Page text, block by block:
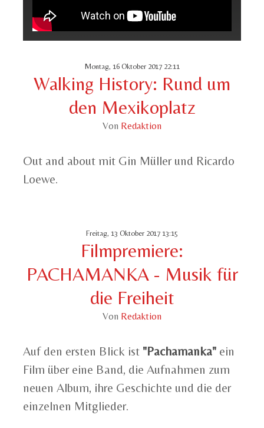
Montag, 16 Oktober 2017 22:11
Walking History: Rund um
den Mexikoplatz
Von Redaktion
Out and about mit Gin Müller und Ricardo
Loewe.
Freitag, 13 Oktober 2017 13:15
Filmpremiere:
PACHAMANKA - Musik für
die Freiheit
Von Redaktion
Auf den ersten Blick ist "Pachamanka" ein
Film über eine Band, die Aufnahmen zum
neuen Album, ihre Geschichte und die der
einzelnen Mitglieder.